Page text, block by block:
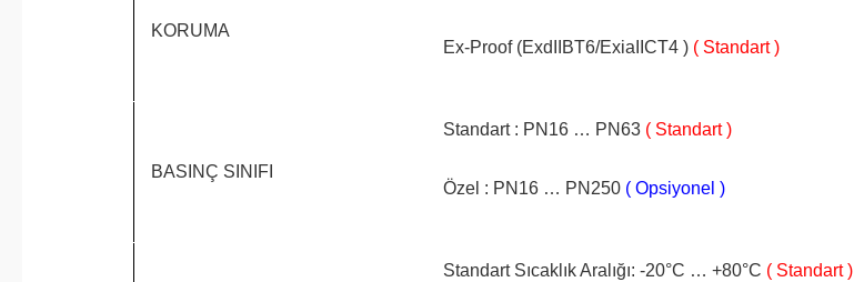
KORUMA
Ex-Proof (ExdIIBT6/ExiaIICT4 ) ( Standart )
BASINÇ SINIFI
Standart : PN16 … PN63 ( Standart )
Özel : PN16 … PN250 ( Opsiyonel )
Standart Sıcaklık Aralığı: -20°C … +80°C ( Standart )